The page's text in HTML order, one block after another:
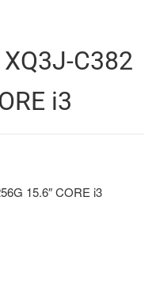
XQ3J-C382
i3
15.6″ CORE i3